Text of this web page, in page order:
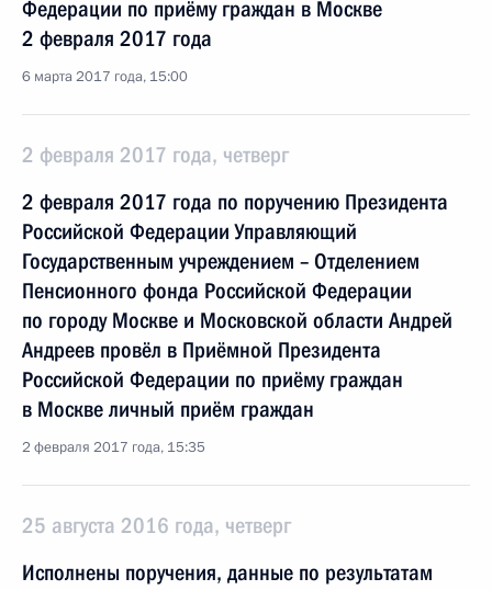
Федерации по приёму граждан в Москве
2 февраля 2017 года
6 марта 2017 года, 15:00
2 февраля 2017 года, четверг
2 февраля 2017 года по поручению Президента
Российской Федерации Управляющий
Государственным учреждением – Отделением
Пенсионного фонда Российской Федерации
по городу Москве и Московской области Андрей
Андреев провёл в Приёмной Президента
Российской Федерации по приёму граждан
в Москве личный приём граждан
2 февраля 2017 года, 15:35
25 августа 2016 года, четверг
Исполнены поручения, данные по результатам